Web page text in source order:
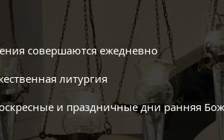
совершаются ежедневно
литургия
и праздничные дни ранняя